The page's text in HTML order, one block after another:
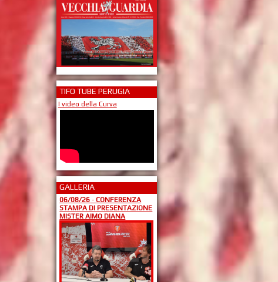
TIFO TUBE PERUGIA
I video della Curva
GALLERIA
06/08/26 -CONFERENZA
STAMPA DI PRESENTAZIONE
MISTER AIMO DIANA